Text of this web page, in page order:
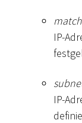
match
IP-
IP-